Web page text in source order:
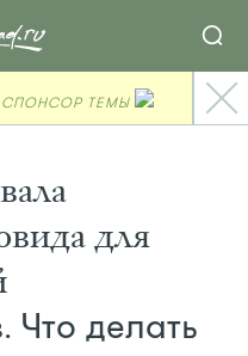
СПОНСОР ТЕМЫ
для
Что делать